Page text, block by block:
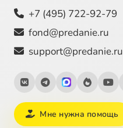
+7 (495) 722-92-79
fond@predanie.ru
support@predanie.ru
Мне нужна помощь